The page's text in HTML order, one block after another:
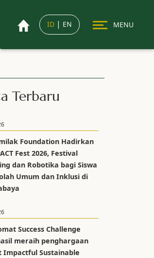
ID | EN MENU
Terbaru
Foundation Hadirkan
Fest 2026, Festival
dan Robotika bagi Siswa
Umum dan Inklusi di
Success Challenge
meraih penghargaan
Impactful Sustainable